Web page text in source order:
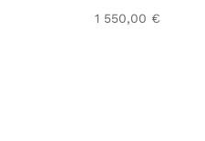
1 550,00 €